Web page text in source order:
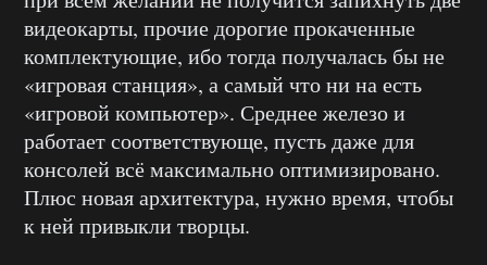
видеокарты, прочие дорогие прокаченные
комплектующие, ибо тогда получалась бы не
«игровая станция», а самый что ни на есть
«игровой компьютер». Среднее железо и
работает соответствующе, пусть даже для
консолей всё максимально оптимизировано.
Плюс новая архитектура, нужно время, чтобы
к ней привыкли творцы.